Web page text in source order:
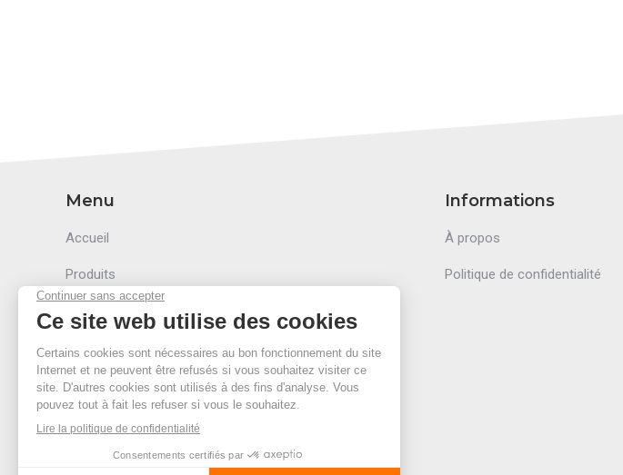
Menu
Accueil
Produits
Accessoires
Secteurs
Informations
À propos
Politique de confidentialité